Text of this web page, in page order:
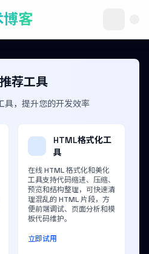
客
推荐工具
具，提升您的开发效率
HTML格式化工
具
在线 HTML 格式化和美化
工具支持代码缩进、压缩、
预览和结构整理，可快速清
理混乱的 HTML 片段，方
便前端调试、页面分析和模
板代码维护。
立即试用